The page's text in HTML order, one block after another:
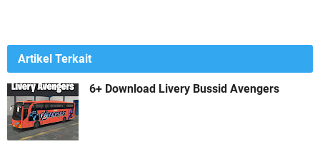
Artikel Terkait
6+ Download Livery Bussid Avengers